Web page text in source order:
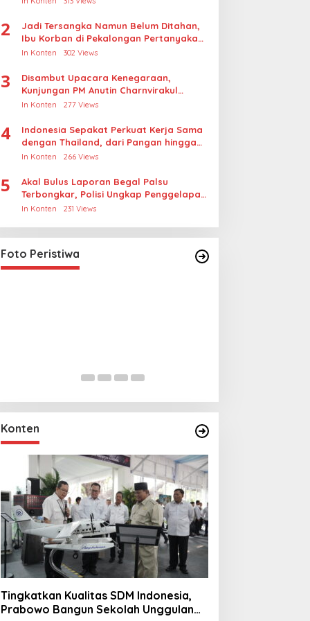
2
Jadi Tersangka Namun Belum Ditahan,
Ibu Korban di Pekalongan Pertanyakan
Keseriusan Polisi Tangani Kasus
In Konten 302 Views
3
Disambut Upacara Kenegaraan,
Kunjungan PM Anutin Charnvirakul
Perkuat Hubungan Indonesia-Thailand
In Konten 277 Views
4
Indonesia Sepakat Perkuat Kerja Sama
dengan Thailand, dari Pangan hingga
Ekonomi Digital
In Konten 266 Views
5
Akal Bulus Laporan Begal Palsu
Terbongkar, Polisi Ungkap Penggelapan
Uang Perusahaan untuk Crypto
In Konten 231 Views
Foto Peristiwa
Gabungan dan Penembakan
Senjata Khusus TNI
In Foto Peristiwa |
Konten
Tingkatkan Kualitas SDM Indonesia,
Prabowo Bangun Sekolah Unggulan